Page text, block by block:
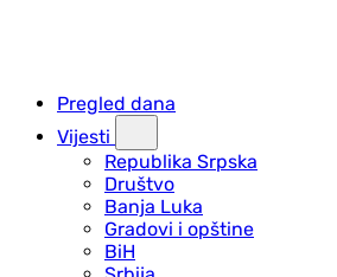
Pregled dana
Vijesti
Republika Srpska
Društvo
Banja Luka
Gradovi i opštine
BiH